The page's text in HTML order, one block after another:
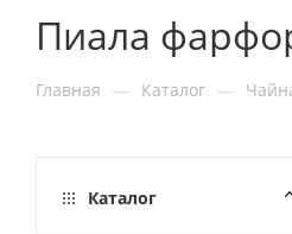
Пиала
Главная — Каталог —
Каталог